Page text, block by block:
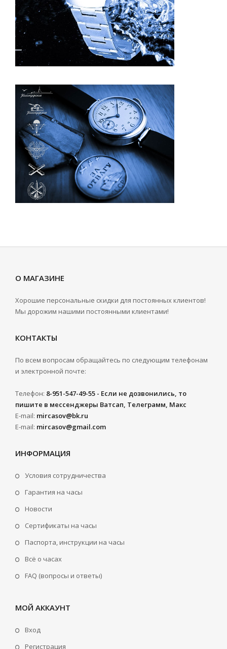
О МАГАЗИНЕ
Хорошие персональные скидки для постоянных клиентов!
Мы дорожим нашими постоянными клиентами!
КОНТАКТЫ
По всем вопросам обращайтесь по следующим телефонам
и электронной почте:
Телефон: 8-951-547-49-55 - Если не дозвонились, то
пишите в мессенджеры Ватсап, Телеграмм, Макс
E-mail: mircasov@bk.ru
E-mail: mircasov@gmail.com
ИНФОРМАЦИЯ
Условия сотрудничества
Гарантия на часы
Новости
Сертификаты на часы
Паспорта, инструкции на часы
Всё о часах
FAQ (вопросы и ответы)
МОЙ АККАУНТ
Вход
Регистрация